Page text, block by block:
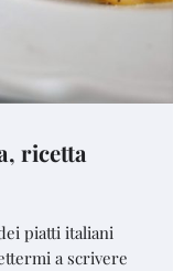
ricetta
piatti italiani
a scrivere